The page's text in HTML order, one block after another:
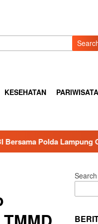
KESEHATAN PARIWISATA
Gelar Bhakti Sosial
Search